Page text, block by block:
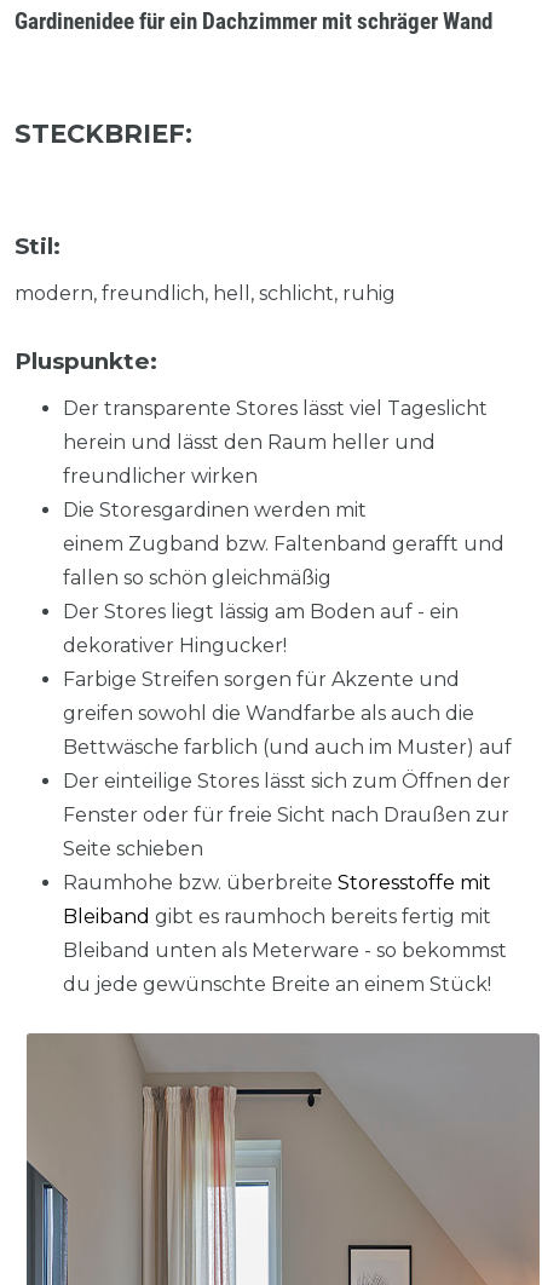
Gardinenidee für ein Dachzimmer mit schräger Wand
STECKBRIEF:
Stil:
modern, freundlich, hell, schlicht, ruhig
Pluspunkte:
Der transparente Stores lässt viel Tageslicht
herein und lässt den Raum heller und
freundlicher wirken
Die Storesgardinen werden mit
einem Zugband bzw. Faltenband gerafft und
fallen so schön gleichmäßig
Der Stores liegt lässig am Boden auf - ein
dekorativer Hingucker!
Farbige Streifen sorgen für Akzente und
greifen sowohl die Wandfarbe als auch die
Bettwäsche farblich (und auch im Muster) auf
Der einteilige Stores lässt sich zum Öffnen der
Fenster oder für freie Sicht nach Draußen zur
Seite schieben
Raumhohe bzw. überbreite Storesstoffe mit
Bleiband gibt es raumhoch bereits fertig mit
Bleiband unten als Meterware - so bekommst
du jede gewünschte Breite an einem Stück!